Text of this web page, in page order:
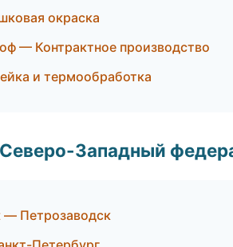
окраска
— Контрактное производство
и термообработка
Западный
— Петрозаводск